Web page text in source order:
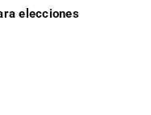
elecciones